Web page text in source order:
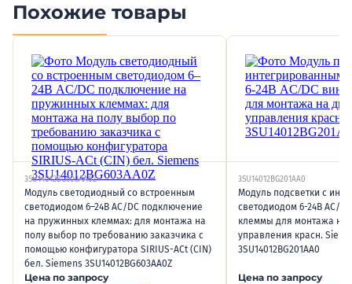
Похожие товары
3SU14012BG603AA0Z
Модуль светодиодный со встроенным
светодиодом 6–24В AC/DC подключение
на пружинных клеммах: для монтажа на
полу выбор по требованию заказчика с
помощью конфигуратора SIRIUS-ACt (CIN)
бел. Siemens 3SU14012BG603AA0Z
Цена по запросу
3SU14012BG201AA0
Модуль подсветки с
светодиодом 6-24В AC/
клеммы для монтажа на
управления красн.
3SU14012BG201AA0
Цена по запросу